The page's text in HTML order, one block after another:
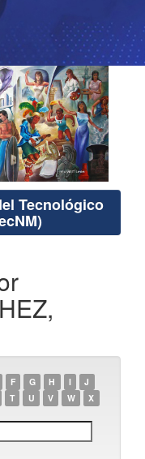
Tecnológico
F G H I
J
T U V W
X